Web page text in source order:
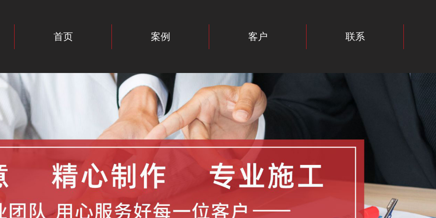
首页 案例 客户 联系